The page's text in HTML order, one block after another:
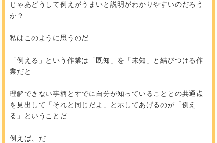
じゃあどうして例えがうまいと説明がわかりやすいのだろう
か？
私はこのように思うのだ
「例える」という作業は「既知」を「未知」と結びつける作
業だと
理解できない事柄とすでに自分が知っていることとの共通点
を見出して「それと同じだよ」と示してあげるのが「例え
る」ということだ
例えば、だ